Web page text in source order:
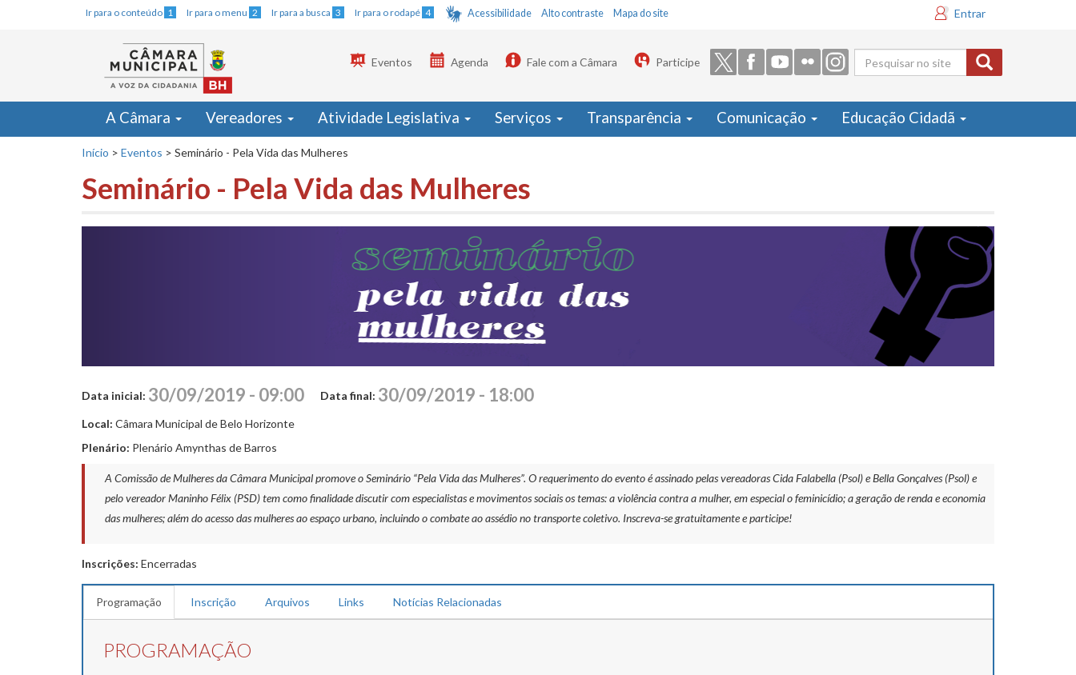
Ir para o conteúdo 1 Ir para o menu 2 Ir para a busca 3 Ir para o rodapé 4 Acessibilidade Alto contraste Mapa do site Entrar
Formulário
de busca
Eventos Agenda Fale com a Câmara Participe
A Câmara Vereadores Atividade Legislativa Serviços Transparência Comunicação Educação Cidadã
Início > Eventos > Seminário - Pela Vida das Mulheres
Seminário - Pela Vida das Mulheres
Data inicial: 30/09/2019 - 09:00 Data final: 30/09/2019 - 18:00
Local: Câmara Municipal de Belo Horizonte
Plenário: Plenário Amynthas de Barros
A Comissão de Mulheres da Câmara Municipal promove o Seminário “Pela Vida das Mulheres”. O requerimento do evento é assinado pelas vereadoras Cida Falabella (Psol) e Bella Gonçalves (Psol) e
pelo vereador Maninho Félix (PSD) tem como finalidade discutir com especialistas e movimentos sociais os temas: a violência contra a mulher, em especial o feminicídio; a geração de renda e economia
das mulheres; além do acesso das mulheres ao espaço urbano, incluindo o combate ao assédio no transporte coletivo. Inscreva-se gratuitamente e participe!
Inscrições: Encerradas
Programação Inscrição Arquivos Links Notícias Relacionadas
PROGRAMAÇÃO